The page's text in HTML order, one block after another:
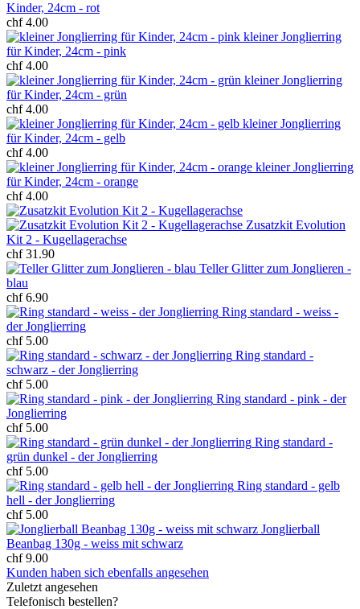
Kinder, 24cm - rot
chf 4.00
kleiner Jonglierring
für Kinder, 24cm - pink
chf 4.00
kleiner Jonglierring
für Kinder, 24cm - grün
chf 4.00
kleiner Jonglierring
für Kinder, 24cm - gelb
chf 4.00
kleiner Jonglierring
für Kinder, 24cm - orange
chf 4.00
Zusatzkit Evolution
Kit 2 - Kugellagerachse
chf 31.90
Teller Glitter zum Jonglieren -
blau
chf 6.90
Ring standard - weiss -
der Jonglierring
chf 5.00
Ring standard -
schwarz - der Jonglierring
chf 5.00
Ring standard - pink - der
Jonglierring
chf 5.00
Ring standard -
grün dunkel - der Jonglierring
chf 5.00
Ring standard - gelb
hell - der Jonglierring
chf 5.00
Jonglierball
Beanbag 130g - weiss mit schwarz
chf 9.00
Kunden haben sich ebenfalls angesehen
Zuletzt angesehen
Telefonisch bestellen?